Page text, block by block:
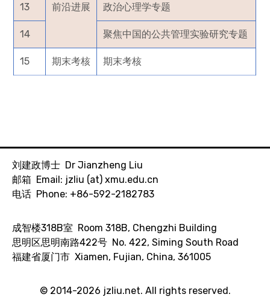
前沿进展
13 政治心理学专题
14 聚焦中国的公共管理实验研究专题
15 期末考核 期末考核
刘建政博士 Dr Jianzheng Liu
邮箱 Email: jzliu (at) xmu.edu.cn
电话 Phone: +86-592-2182783
成智楼318B室 Room 318B, Chengzhi Building
思明区思明南路422号 No. 422, Siming South Road
福建省厦门市 Xiamen, Fujian, China, 361005
© 2014-2026 jzliu.net. All rights reserved.